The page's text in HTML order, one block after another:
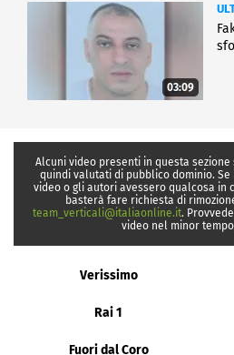
03:09
Alcuni video presenti in questa
quindi valutati di pubblico dominio.
video o gli autori avessero qualcosa in
basterà fare richiesta di
team_verticali@italiaonline.it.
video nel minor
Verissimo
Rai 1
Fuori dal Coro